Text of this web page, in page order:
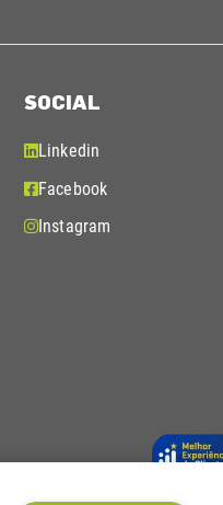
SOCIAL
Linkedin
Facebook
Instagram